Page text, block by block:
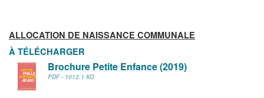
ALLOCATION DE NAISSANCE COMMUNALE
À TÉLÉCHARGER
Brochure Petite Enfance (2019)
PDF - 1012.1 KO